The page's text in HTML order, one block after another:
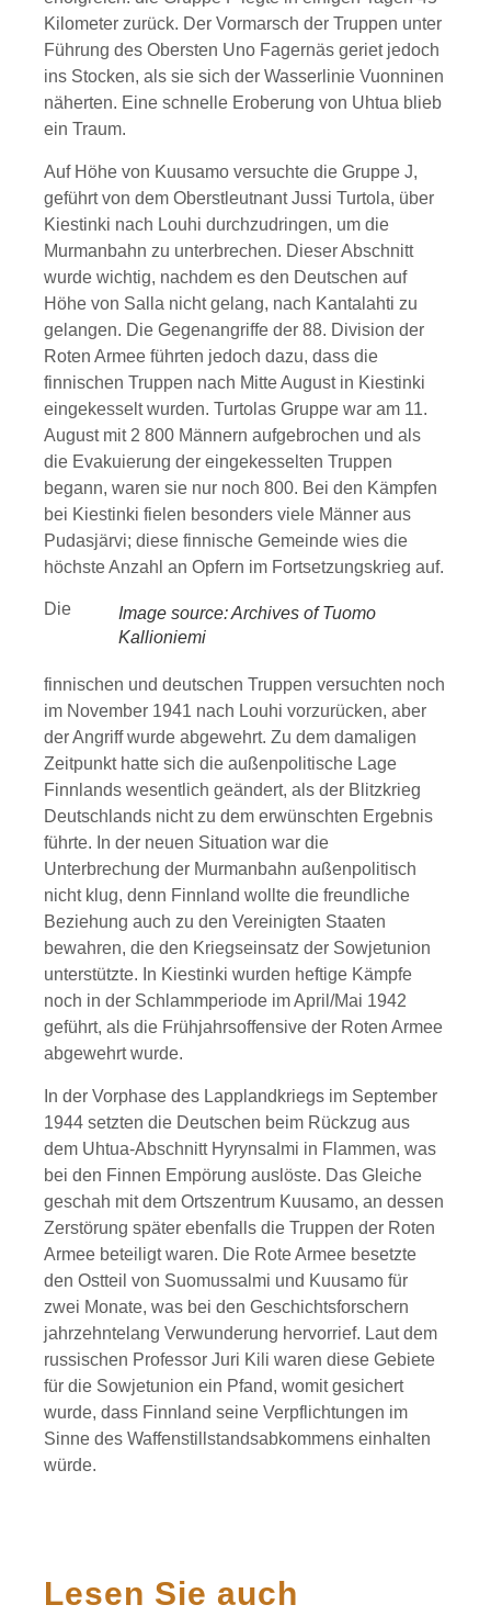
Kilometer zurück. Der Vormarsch der Truppen unter
Führung des Obersten Uno Fagernäs geriet jedoch
ins Stocken, als sie sich der Wasserlinie Vuonninen
näherten. Eine schnelle Eroberung von Uhtua blieb
ein Traum.
Auf Höhe von Kuusamo versuchte die Gruppe J,
geführt von dem Oberstleutnant Jussi Turtola, über
Kiestinki nach Louhi durchzudringen, um die
Murmanbahn zu unterbrechen. Dieser Abschnitt
wurde wichtig, nachdem es den Deutschen auf
Höhe von Salla nicht gelang, nach Kantalahti zu
gelangen. Die Gegenangriffe der 88. Division der
Roten Armee führten jedoch dazu, dass die
finnischen Truppen nach Mitte August in Kiestinki
eingekesselt wurden. Turtolas Gruppe war am 11.
August mit 2 800 Männern aufgebrochen und als
die Evakuierung der eingekesselten Truppen
begann, waren sie nur noch 800. Bei den Kämpfen
bei Kiestinki fielen besonders viele Männer aus
Pudasjärvi; diese finnische Gemeinde wies die
höchste Anzahl an Opfern im Fortsetzungskrieg auf.
Image source: Archives of Tuomo
Kallioniemi
Die
finnischen und deutschen Truppen versuchten noch
im November 1941 nach Louhi vorzurücken, aber
der Angriff wurde abgewehrt. Zu dem damaligen
Zeitpunkt hatte sich die außenpolitische Lage
Finnlands wesentlich geändert, als der Blitzkrieg
Deutschlands nicht zu dem erwünschten Ergebnis
führte. In der neuen Situation war die
Unterbrechung der Murmanbahn außenpolitisch
nicht klug, denn Finnland wollte die freundliche
Beziehung auch zu den Vereinigten Staaten
bewahren, die den Kriegseinsatz der Sowjetunion
unterstützte. In Kiestinki wurden heftige Kämpfe
noch in der Schlammperiode im April/Mai 1942
geführt, als die Frühjahrsoffensive der Roten Armee
abgewehrt wurde.
In der Vorphase des Lapplandkriegs im September
1944 setzten die Deutschen beim Rückzug aus
dem Uhtua-Abschnitt Hyrynsalmi in Flammen, was
bei den Finnen Empörung auslöste. Das Gleiche
geschah mit dem Ortszentrum Kuusamo, an dessen
Zerstörung später ebenfalls die Truppen der Roten
Armee beteiligt waren. Die Rote Armee besetzte
den Ostteil von Suomussalmi und Kuusamo für
zwei Monate, was bei den Geschichtsforschern
jahrzehntelang Verwunderung hervorrief. Laut dem
russischen Professor Juri Kili waren diese Gebiete
für die Sowjetunion ein Pfand, womit gesichert
wurde, dass Finnland seine Verpflichtungen im
Sinne des Waffenstillstandsabkommens einhalten
würde.
Lesen Sie auch